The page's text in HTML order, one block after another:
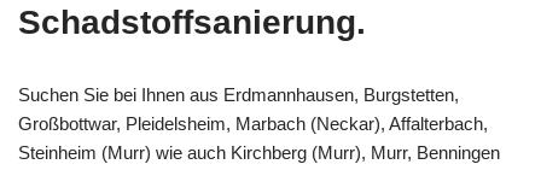
Schadstoffsanierung.
Suchen Sie bei Ihnen aus Erdmannhausen, Burgstetten,
Großbottwar, Pleidelsheim, Marbach (Neckar), Affalterbach,
Steinheim (Murr) wie auch Kirchberg (Murr), Murr, Benningen